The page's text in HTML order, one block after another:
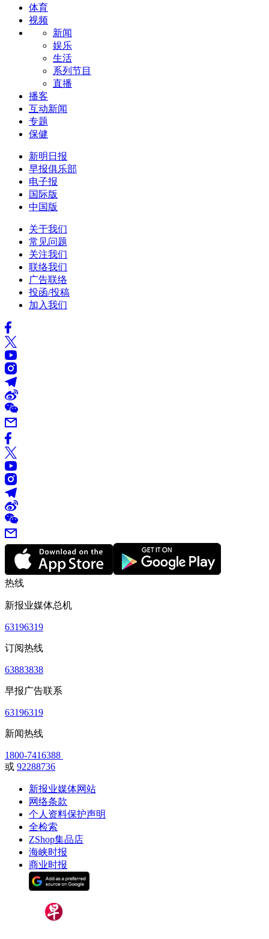
体育
视频
新闻
娱乐
生活
系列节目
直播
播客
互动新闻
专题
保健
新明日报
早报俱乐部
电子报
国际版
中国版
关于我们
常见问题
关注我们
联络我们
广告联络
投函/投稿
加入我们
热线
新报业媒体总机
63196319
订阅热线
63883838
早报广告联系
63196319
新闻热线
1800-7416388
或 92288736
新报业媒体网站
网络条款
个人资料保护声明
全检索
ZShop集品店
海峡时报
商业时报